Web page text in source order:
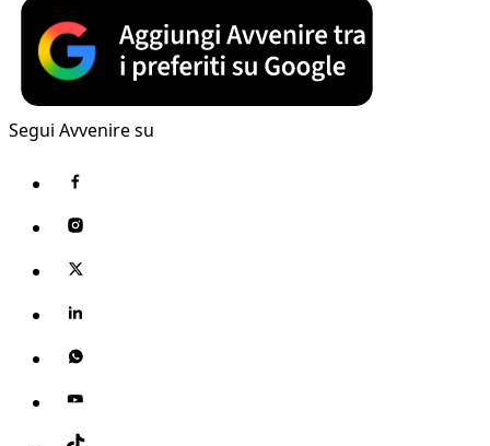
Segui Avvenire su